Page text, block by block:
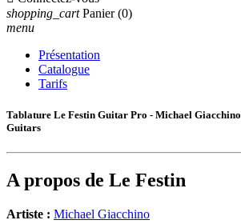
shopping_cart Panier (0)
menu
Présentation
Catalogue
Tarifs
Tablature Le Festin Guitar Pro - Michael Giacchino
Guitars
A propos de Le Festin
Artiste : Michael Giacchino